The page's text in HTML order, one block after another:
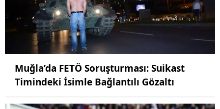
Muğla’da FETÖ Soruşturması: Suikast
Timindeki İsimle Bağlantılı Gözaltı